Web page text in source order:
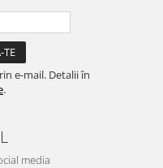
e-mail. Detalii în
.
media